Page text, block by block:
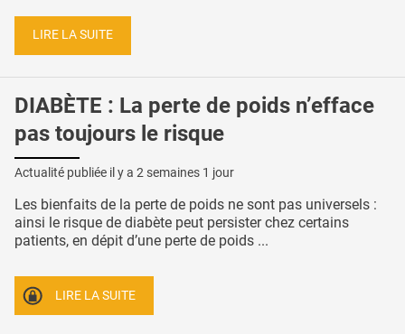
LIRE LA SUITE
DIABÈTE : La perte de poids n’efface
pas toujours le risque
Actualité publiée il y a 2 semaines 1 jour
Les bienfaits de la perte de poids ne sont pas universels :
ainsi le risque de diabète peut persister chez certains
patients, en dépit d’une perte de poids ...
LIRE LA SUITE